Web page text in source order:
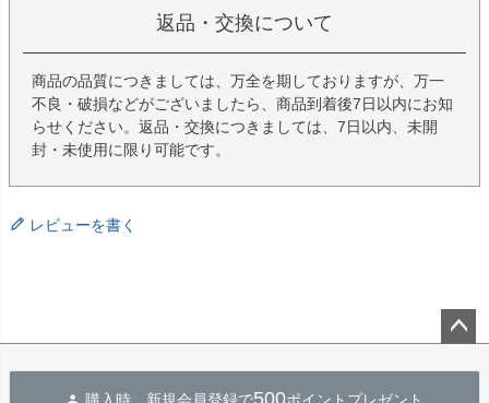
返品・交換について
商品の品質につきましては、万全を期しておりますが、万一
不良・破損などがございましたら、商品到着後7日以内にお知
らせください。返品・交換につきましては、7日以内、未開
封・未使用に限り可能です。
レビューを書く